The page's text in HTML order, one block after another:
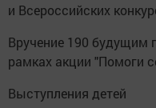
и Всероссийских
Вручение 190 будущим
рамках акции "Помоги
Выступления детей